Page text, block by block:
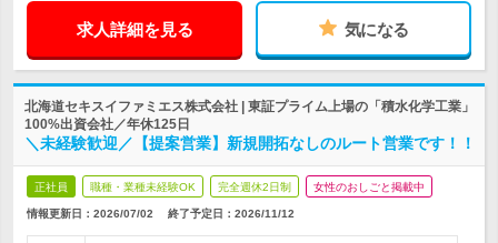
求人詳細を見る 気になる
北海道セキスイファミエス株式会社 | 東証プライム上場の「積水化学工業」
100%出資会社／年休125日
＼未経験歓迎／【提案営業】新規開拓なしのルート営業です！！
正社員 職種・業種未経験OK 完全週休2日制 女性のおしごと掲載中
情報更新日：2026/07/02 終了予定日： 2026/11/12